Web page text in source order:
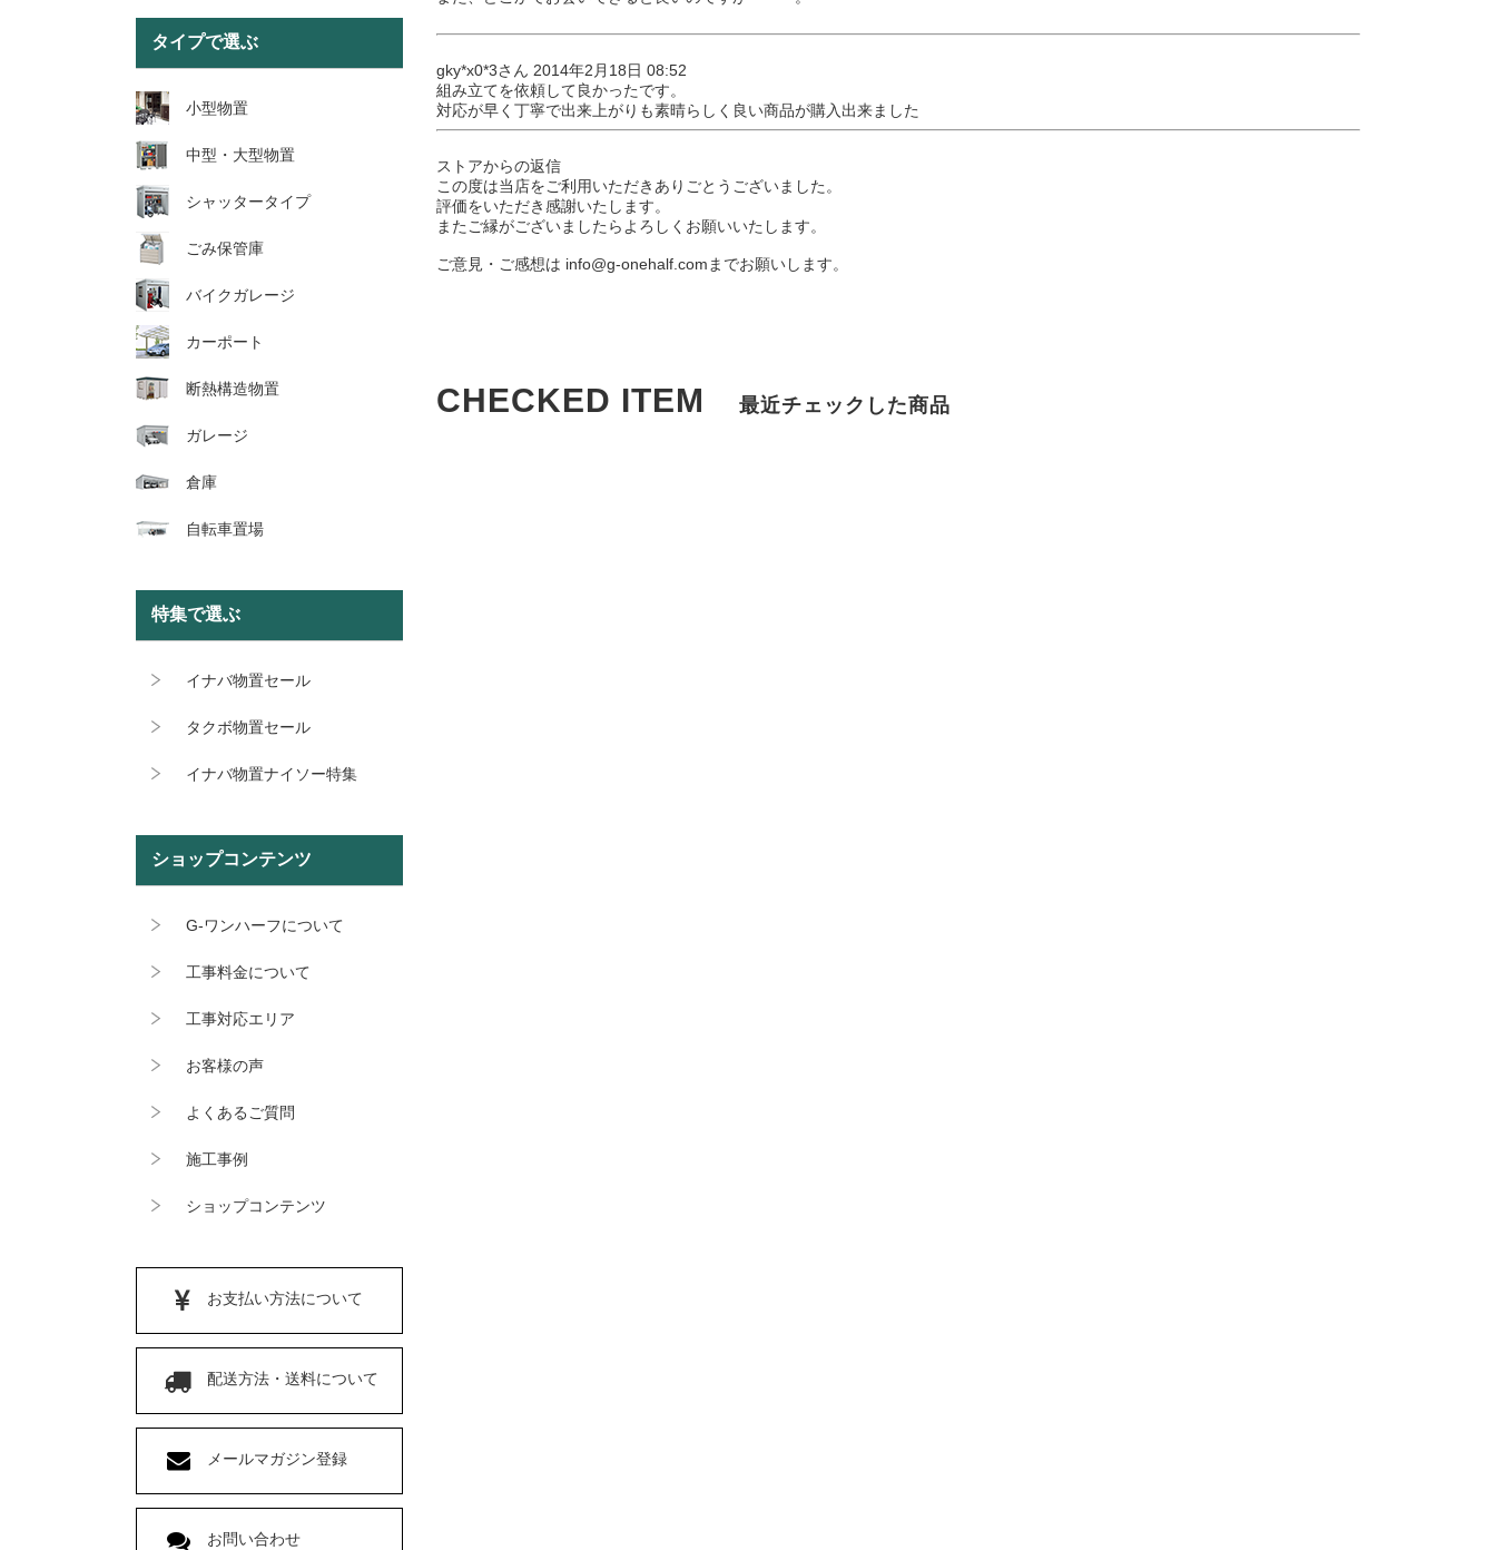
gky*x0*3さん 2014年2月18日 08:52
組み立てを依頼して良かったです。
対応が早く丁寧で出来上がりも素晴らしく良い商品が購入出来ました
ストアからの返信
この度は当店をご利用いただきありごとうございました。
評価をいただき感謝いたします。
またご縁がございましたらよろしくお願いいたします。
ご意見・ご感想は info@g-onehalf.com までお願いします。
CHECKED ITEM 最近チェックした商品
タイプで選ぶ
小型物置
中型・大型物置
シャッタータイプ
ごみ保管庫
バイクガレージ
カーポート
断熱構造物置
ガレージ
倉庫
自転車置場
特集で選ぶ
イナバ物置セール
タクボ物置セール
イナバ物置ナイソー特集
ショップコンテンツ
G-ワンハーフについて
工事料金について
工事対応エリア
お客様の声
よくあるご質問
施工事例
ショップコンテンツ
お支払い方法について
配送方法・送料について
メールマガジン登録
お問い合わせ